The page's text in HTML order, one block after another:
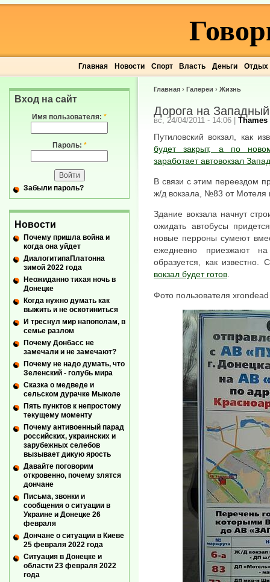
Главная Новости Спорт Власть Деньги Отдых
Главная › Галереи › Жизнь
Дорога на Западный
вс, 24/04/2011 - 14:06 | Thames
Путиловский вокзал, как
будет закрыт, а по
заработает автовокзал
В связи с этим переездом
ж/д вокзала, №83 от
Здание вокзала начнут
ожидать автобусы
новые перроны сумеют
ежедневно приезжают
образуется, как известно.
вокзал будет готов.
Фото пользователя
Вход на сайт
Имя пользователя: *
Пароль: *
Забыли пароль?
Новости
Почему пришла война и
когда она уйдет
ДиалогитипаПлатонна
зимой 2022 года
Неожиданно тихая ночь в
Донецке
Когда нужно думать как
выжить и не оскотиниться
И треснул мир напополам, в
семье разлом
Почему Донбасс не
замечали и не замечают?
Почему не надо думать, что
Зеленский - голубь мира
Сказка о медведе и
сельском дурачке Мыколе
Пять пунктов к непростому
текущему моменту
Почему антивоенный парад
российских, украинских и
зарубежных селебов
вызывает дикую ярость
Давайте поговорим
откровенно, почему злятся
дончане
Письма, звонки и
сообщения о ситуации в
Украине и Донецке 26
февраля
Дончане о ситуации в Киеве
25 февраля 2022 года
Ситуация в Донецке и
области 23 февраля 2022
года